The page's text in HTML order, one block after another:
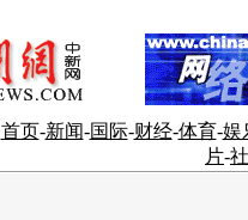
首页-新闻-国际-财经-体育-娱
片-